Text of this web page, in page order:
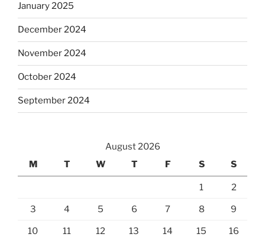
January 2025
December 2024
November 2024
October 2024
September 2024
August 2026
M
T W T F S S
1 2
3 4 5 6 7 8 9
10 11 12 13 14 15 16